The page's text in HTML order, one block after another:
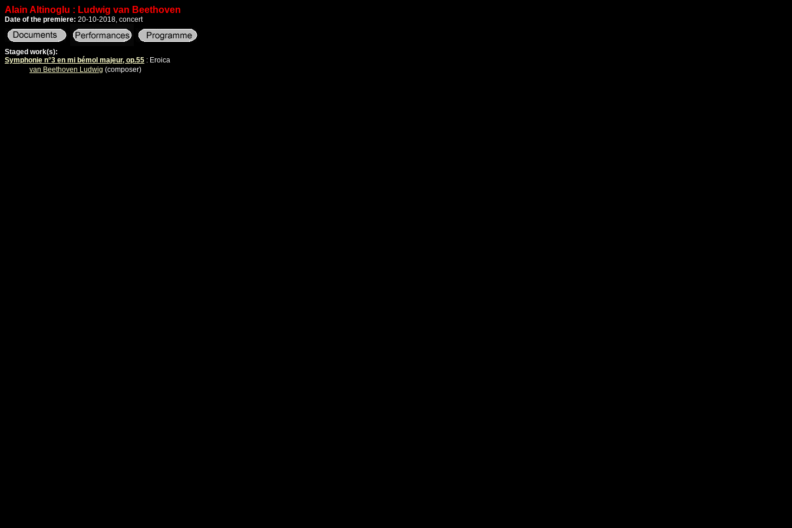
Alain Altinoglu : Ludwig van Beethoven
Date of the premiere: 20-10-2018, concert
Staged work(s):
Symphonie n°3 en mi bémol majeur, op.55 : Eroica
van Beethoven Ludwig (composer)